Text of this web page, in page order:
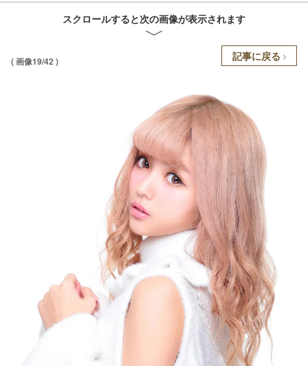
スクロールすると次の画像が表示されます
( 画像19/42 ) 記事に戻る